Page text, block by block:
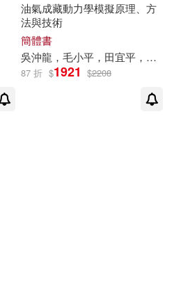
油氣成藏動力學模擬原理、方
法與技術
簡體書
吳沖龍，毛小平，田宜平，劉剛，翁正平，張志
87 折 $1921 $2208